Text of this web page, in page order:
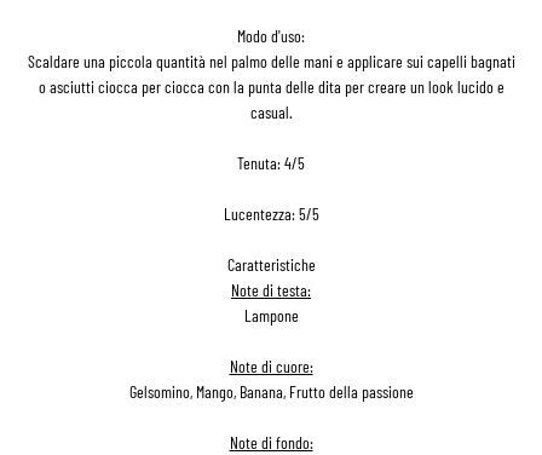
Modo d'uso:
Scaldare una piccola quantità nel palmo delle mani e applicare sui capelli bagnati
o asciutti ciocca per ciocca con la punta delle dita per creare un look lucido e
casual.
Tenuta: 4/5
Lucentezza: 5/5
Caratteristiche
Note di testa:
Lampone
Note di cuore:
Gelsomino, Mango, Banana, Frutto della passione
Note di fondo: